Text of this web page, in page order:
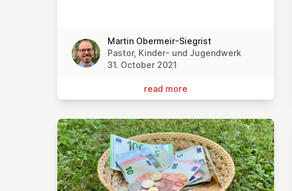
Martin Obermeir-Siegrist
Pastor, Kinder- und Jugendwerk
31. October 2021
read more